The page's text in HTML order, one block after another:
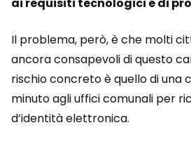
Il problema, però, è che molti
ancora consapevoli di questo
rischio concreto è quello di una
minuto agli uffici comunali per
d’identità elettronica.